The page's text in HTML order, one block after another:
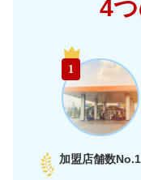
4
1
加盟店舗数No.1